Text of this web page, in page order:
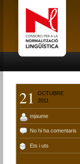
21
OCTUBRE
2011
mjaume
No hi ha comentaris
Ets i uts